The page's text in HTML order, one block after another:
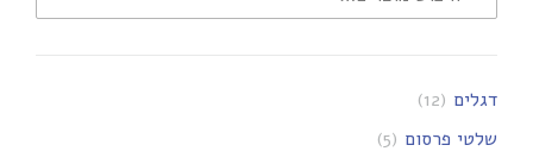
דגלים (12)
שלטי פרסום (5)